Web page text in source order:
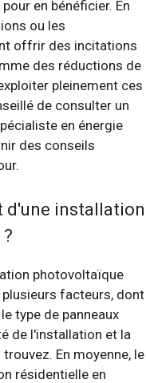
en bénéficier. En
ou les
offrir des incitations
des réductions de
pleinement ces
de consulter un
en énergie
des conseils
d'une installation
photovoltaïque
facteurs, dont
type de panneaux
de l'installation et la
En moyenne, le
résidentielle en